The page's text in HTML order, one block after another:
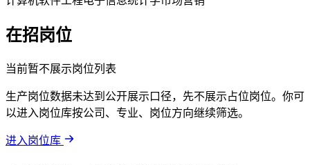
在招岗位
当前暂不展示岗位列表
生产岗位数据未达到公开展示口径，先不展示占位岗位。你可
以进入岗位库按公司、专业、岗位方向继续筛选。
进入岗位库